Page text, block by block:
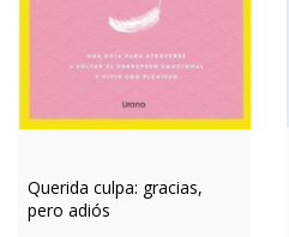
Querida culpa: gracias,
pero adiós